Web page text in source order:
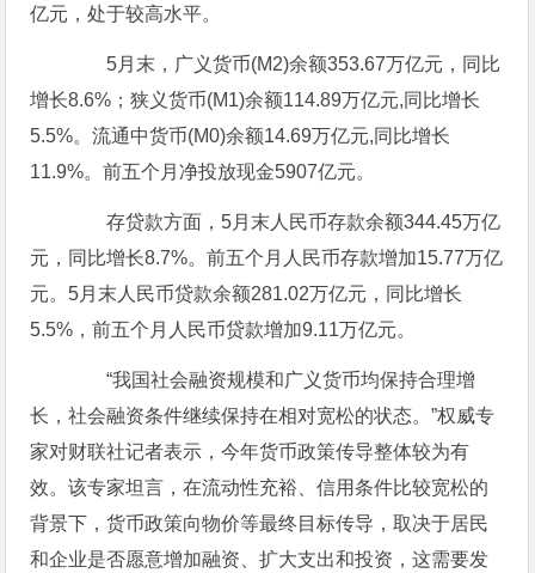
亿元，处于较高水平。
5月末，广义货币(M2)余额353.67万亿元，同比
增长8.6%；狭义货币(M1)余额114.89万亿元,同比增长
5.5%。流通中货币(M0)余额14.69万亿元,同比增长
11.9%。前五个月净投放现金5907亿元。
存贷款方面，5月末人民币存款余额344.45万亿
元，同比增长8.7%。前五个月人民币存款增加15.77万亿
元。5月末人民币贷款余额281.02万亿元，同比增长
5.5%，前五个月人民币贷款增加9.11万亿元。
“我国社会融资规模和广义货币均保持合理增
长，社会融资条件继续保持在相对宽松的状态。”权威专
家对财联社记者表示，今年货币政策传导整体较为有
效。该专家坦言，在流动性充裕、信用条件比较宽松的
背景下，货币政策向物价等最终目标传导，取决于居民
和企业是否愿意增加融资、扩大支出和投资，这需要发